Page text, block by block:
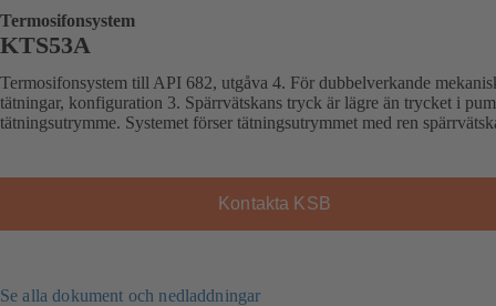
Termosifonsystem
KTS53A
Termosifonsystem till API 682, utgåva 4. För dubbelverkande
tätningar, konfiguration 3. Spärrvätskans tryck är lägre än trycket i
tätningsutrymme. Systemet förser tätningsutrymmet med ren
Kontakta KSB
Se alla dokument och nedladdningar